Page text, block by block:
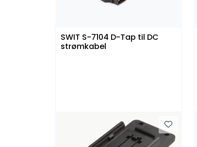
SWIT S-7104 D-Tap til DC
strømkabel